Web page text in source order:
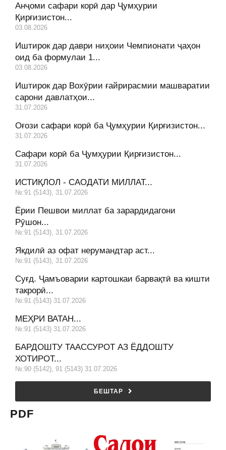
Анҷоми сафари корӣ дар Ҷумҳурии
Қирғизистон...
03.08.2026
Иштирок дар даври ниҳоии Чемпионати ҷаҳон
оид ба формулаи 1...
03.08.2026
Иштирок дар Вохӯрии ғайрирасмии машваратии
сарони давлатҳои...
31.07.2026
Оғози сафари корӣ ба Ҷумҳурии Қирғизистон...
31.07.2026
Сафари корӣ ба Ҷумҳурии Қирғизистон...
31.07.2026
ИСТИҚЛОЛ - САОДАТИ МИЛЛАТ...
№:91 (5143), 31.07.2026
Ёрии Пешвои миллат ба зарардидагони
Рӯшон...
№:91 (5143), 31.07.2026
Якдилӣ аз офат нерумандтар аст...
№:91 (5143), 31.07.2026
Суғд. Ҷамъоварии картошкаи барвақтӣ ва кишти
такрорӣ...
№:91 (5143) 31.07.2026
МЕҲРИ ВАТАН...
№:91 (5143) 31.07.2026
БАРДОШТУ ТААССУРОТ АЗ ЁДДОШТУ
ХОТИРОТ...
№:90 (5142), 91 (5143) 31.07.2026
БЕШТАР
PDF